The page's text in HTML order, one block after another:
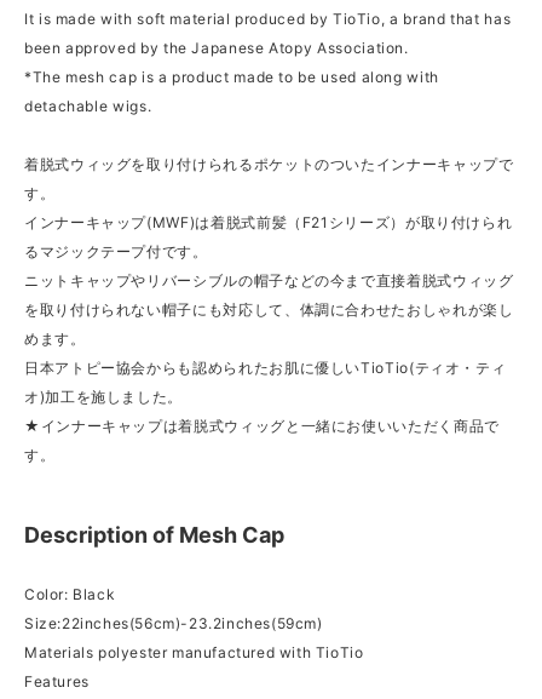
It is made with soft material produced by TioTio, a brand that has
been approved by the Japanese Atopy Association.
*The mesh cap is a product made to be used along with
detachable wigs.
着脱式ウィッグを取り付けられるポケットのついたインナーキャップで
す。
インナーキャップ(MWF)は着脱式前髪（F21シリーズ）が取り付けられ
るマジックテープ付です。
ニットキャップやリバーシブルの帽子などの今まで直接着脱式ウィッグ
を取り付けられない帽子にも対応して、体調に合わせたおしゃれが楽し
めます。
日本アトピー協会からも認められたお肌に優しいTioTio(ティオ・ティ
オ)加工を施しました。
★インナーキャップは着脱式ウィッグと一緒にお使いいただく商品で
す。
Description of Mesh Cap
Color: Black
Size:22inches(56cm)-23.2inches(59cm)
Materials polyester manufactured with TioTio
Features